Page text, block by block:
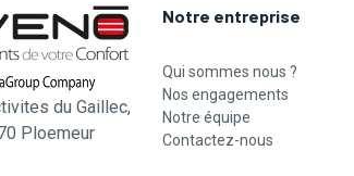
du Gaillec,
Ploemeur
Notre entreprise
Qui sommes nous ?
Nos engagements
Notre équipe
Contactez-nous